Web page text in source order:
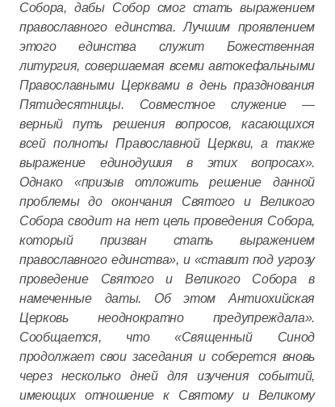
Собора, дабы Собор смог стать выражением
православного единства. Лучшим проявлением
этого единства служит Божественная
литургия, совершаемая всеми автокефальными
Православными Церквами в день празднования
Пятидесятницы. Совместное служение —
верный путь решения вопросов, касающихся
всей полноты Православной Церкви, а также
выражение единодушия в этих вопросах».
Однако «призыв отложить решение данной
проблемы до окончания Святого и Великого
Собора сводит на нет цель проведения Собора,
который призван стать выражением
православного единства», и «ставит под угрозу
проведение Святого и Великого Собора в
намеченные даты. Об этом Антиохийская
Церковь неоднократно предупреждала».
Сообщается, что «Священный Синод
продолжает свои заседания и соберется вновь
через несколько дней для изучения событий,
имеющих отношение к Святому и Великому